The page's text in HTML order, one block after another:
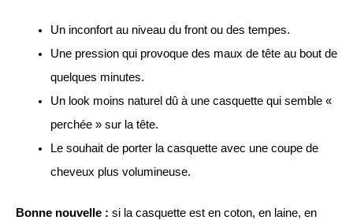
Un inconfort au niveau du front ou des tempes.
Une pression qui provoque des maux de tête au bout de
quelques minutes.
Un look moins naturel dû à une casquette qui semble «
perchée » sur la tête.
Le souhait de porter la casquette avec une coupe de
cheveux plus volumineuse.
Bonne nouvelle : si la casquette est en coton, en laine, en